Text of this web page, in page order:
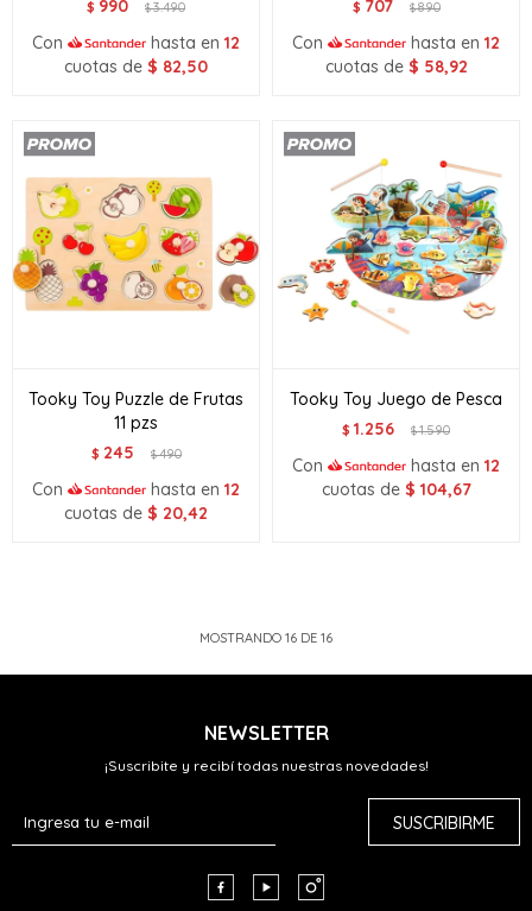
$ 990 $3.490
Con hasta en 12
cuotas de $ 82,50
$ 707 $890
Con hasta en 12
cuotas de $ 58,92
Tooky Toy Puzzle de Frutas
11 pzs
$ 245 $490
Con hasta en 12
cuotas de $ 20,42
Tooky Toy Juego de Pesca
$ 1.256 $1.590
Con hasta en 12
cuotas de $ 104,67
MOSTRANDO 16 DE 16
NEWSLETTER
¡Suscribite y recibí todas nuestras novedades!
SUSCRIBIRME
  